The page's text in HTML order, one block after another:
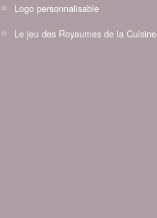
Logo personnalisable
Le jeu des Royaumes de la Cuisine